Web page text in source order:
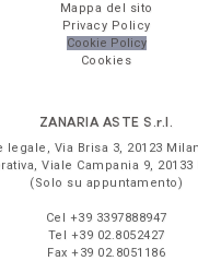
Mappa del sito
Privacy Policy
Cookie Policy
Cookies
ZANARIA ASTE S.r.l.
legale, Via Brisa 3, 20123
Viale Campania 9, 20133
(Solo su appuntamento)
Cel +39 3397888947
Tel +39 02.8052427
Fax +39 02.8051186